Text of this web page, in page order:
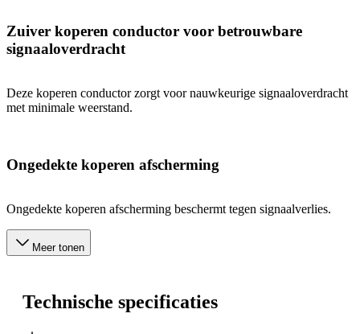
Zuiver koperen conductor voor betrouwbare
signaaloverdracht
Deze koperen conductor zorgt voor nauwkeurige signaaloverdracht
met minimale weerstand.
Ongedekte koperen afscherming
Ongedekte koperen afscherming beschermt tegen signaalverlies.
Meer tonen
Technische specificaties